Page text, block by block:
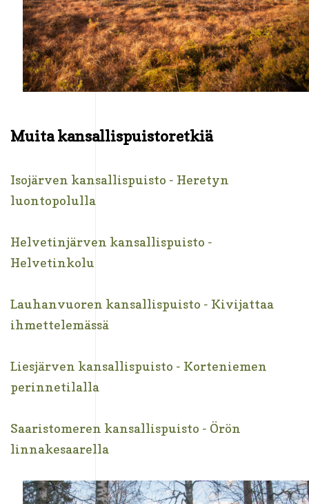
Muita kansallispuistoretkiä
Isojärven kansallispuisto - Heretyn
luontopolulla
Helvetinjärven kansallispuisto -
Helvetinkolu
Lauhanvuoren kansallispuisto - Kivijattaa
ihmettelemässä
Liesjärven kansallispuisto - Korteniemen
perinnetilalla
Saaristomeren kansallispuisto - Örön
linnakesaarella